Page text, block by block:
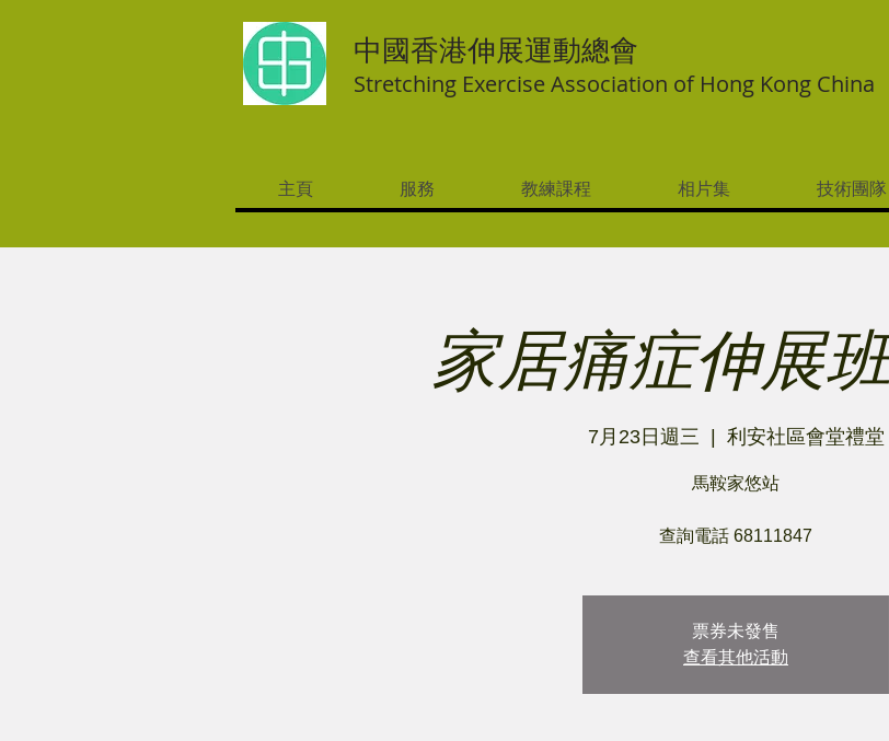
中國香港伸展運動總會
Stretching Exercise Association of Hong Kong China
主頁 服務 教練課程 相片集 技術團隊
家居痛症伸展
7月23日週三 利安社區會堂禮堂
馬鞍家悠站
查詢電話 68111847
票券未發售
查看其他活動